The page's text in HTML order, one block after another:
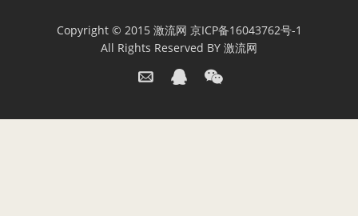
Copyright © 2015 激流网 京ICP备16043762号-1
All Rights Reserved BY 激流网